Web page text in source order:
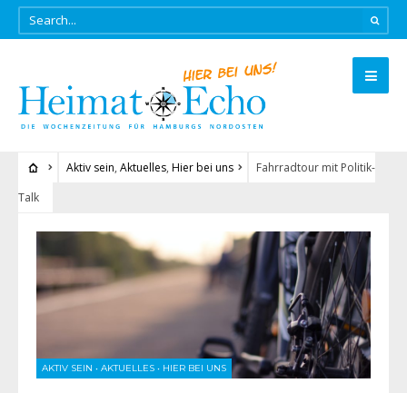
Aktiv sein, Aktuelles, Hier bei uns
Fahrradtour mit Politik-
Talk
AKTIV SEIN • AKTUELLES • HIER BEI UNS